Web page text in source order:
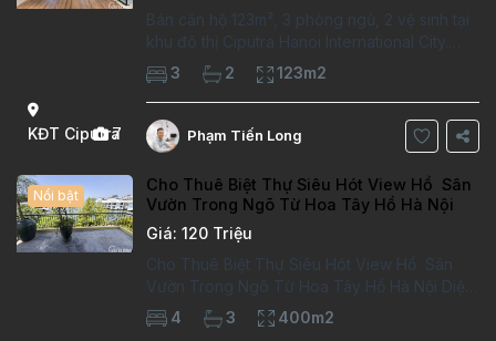
KĐT Ciputra
7
Bán căn hộ 123m², 3 phòng ngủ, 2 vệ sinh tại
khu đô thị Ciputra Hanoi International City.
Căn hộ đã sửa mới kỹ, chất lượng cao, sàn
gỗ, bếp hiện đại, không gian thoáng sáng.
Thông tin căn hộ: Diện tích:
3 2 123m2
Phạm Tiến Long
Nổi bật
Cho Thuê Biệt Thự Siêu Hót View Hồ Sân
Vườn Trong Ngõ Từ Hoa Tây Hồ Hà Nội
Giá: 120 Triệu
Cho Thuê Biệt Thự Siêu Hót View Hồ Sân
Vườn Trong Ngõ Từ Hoa Tây Hồ Hà Nội Diện
tích đất 170m². Diện tích xây dựng 100m²x4
tầng,4 phòng ngủ, 3 phòng tăm Tầng 1–
4 3 400m2